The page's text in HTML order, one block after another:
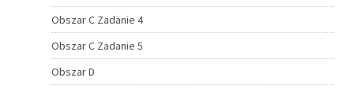
Obszar C Zadanie 4
Obszar C Zadanie 5
Obszar D